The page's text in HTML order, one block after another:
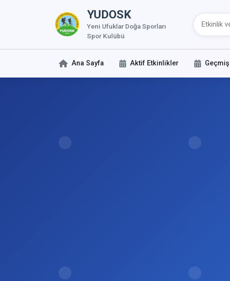
YUDOSK
Yeni Ufuklar Doğa Sporları
Spor Kulübü
Ana Sayfa Aktif Etkinlikler